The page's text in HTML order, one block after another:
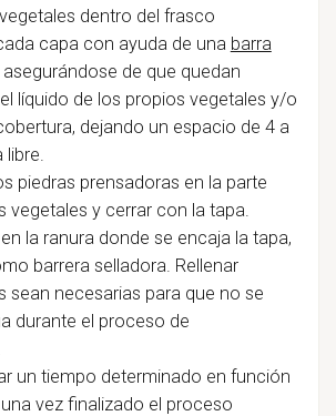
dentro del frasco
capa con ayuda de una barra
asegurándose de que quedan
líquido de los propios vegetales y/o
dejando un espacio de 4 a
piedras prensadoras en la parte
vegetales y cerrar con la tapa.
la ranura donde se encaja la tapa,
barrera selladora. Rellenar
sean necesarias para que no se
durante el proceso de
un tiempo determinado en función
vez finalizado el proceso